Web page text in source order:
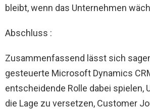
bleibt, wenn das Unternehmen
Abschluss :
Zusammenfassend lässt sich
gesteuerte Microsoft Dynamics
entscheidende Rolle dabei spielen,
die Lage zu versetzen, Customer